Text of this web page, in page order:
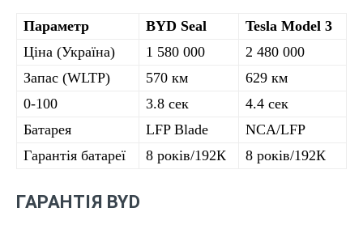
Параметр BYD Seal
Tesla Model 3
Ціна (Україна)
1 580 000
2 480 000
Запас (WLTP)
570 км
629 км
0-100
3.8 сек
4.4 сек
Батарея
LFP Blade
NCA/LFP
Гарантія батареї
8 років/192К 8 років/192К
ГАРАНТІЯ BYD